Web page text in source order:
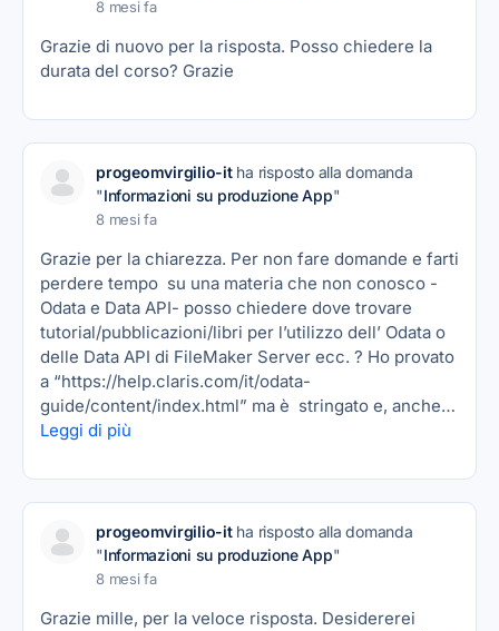
8 mesi fa
Grazie di nuovo per la risposta. Posso chiedere la
durata del corso? Grazie
progeomvirgilio-itha risposto alla domanda
"Informazioni su produzione App"
8 mesi fa
Grazie per la chiarezza. Per non fare domande e farti
perdere tempo su una materia che non conosco -
Odata e Data API- posso chiedere dove trovare
tutorial/pubblicazioni/libri per l’utilizzo dell’ Odata o
delle Data API di FileMaker Server ecc. ? Ho provato
a “https://help.claris.com/it/odata-
guide/content/index.html” ma è stringato e, anche…
Leggi di più
progeomvirgilio-itha risposto alla domanda
"Informazioni su produzione App"
8 mesi fa
Grazie mille, per la veloce risposta. Desidererei